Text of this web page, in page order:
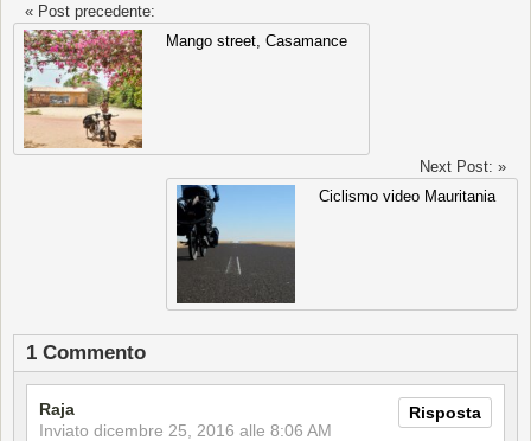
« Post precedente:
Mango street, Casamance
Next Post: »
Ciclismo video Mauritania
1 Commento
Risposta
Raja
Inviato dicembre 25, 2016 alle 8:06 AM